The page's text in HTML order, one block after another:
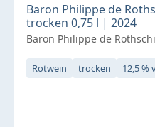
Baron Philippe de
trocken 0,75 l | 2024
Baron Philippe de
Rotwein trocken 12,5 %